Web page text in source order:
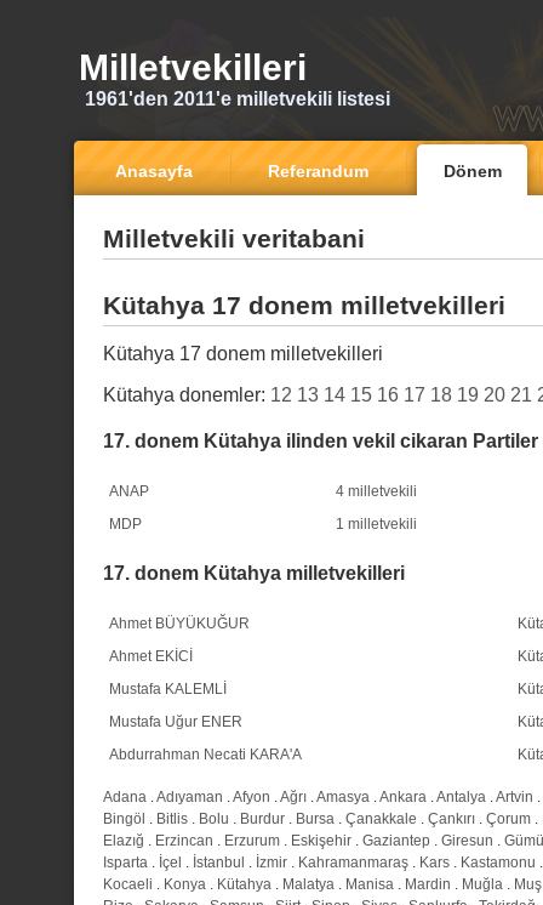
Milletvekilleri
1961'den 2011'e milletvekili listesi
Anasayfa Referandum Dönem
Milletvekili veritabani
Kütahya 17 donem milletvekilleri
Kütahya 17 donem milletvekilleri
Kütahya donemler: 12 13 14 15 16 17 18 19 20 21
17. donem Kütahya ilinden vekil cikaran Partiler
ANAP
4 milletvekili
MDP
1 milletvekili
17. donem Kütahya milletvekilleri
Ahmet BÜYÜKUĞUR
Ahmet EKİCİ
Mustafa KALEMLİ
Mustafa Uğur ENER
Abdurrahman Necati KARA'A
Adana .Adıyaman .Afyon .Ağrı .Amasya .Ankara .Antalya .Artvin .
Bingöl . Bitlis . Bolu . Burdur . Bursa . Çanakkale . Çankırı . Çorum .
Elazığ . Erzincan . Erzurum . Eskişehir . Gaziantep . Giresun .
Isparta . İçel . İstanbul . İzmir . Kahramanmaraş . Kars . Kastamonu
Kocaeli . Konya . Kütahya . Malatya . Manisa . Mardin . Muğla . Muş